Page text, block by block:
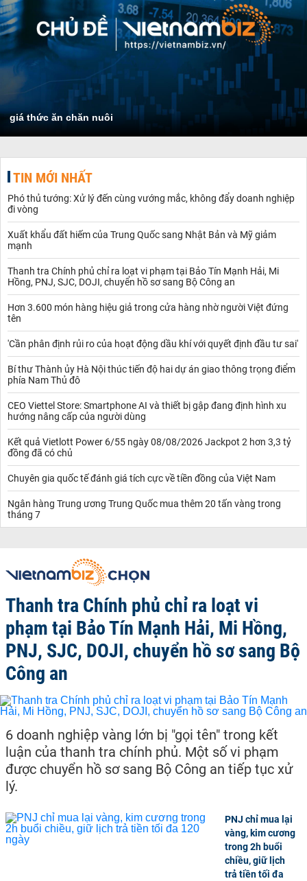
giá thức ăn chăn nuôi
TIN MỚI NHẤT
Phó thủ tướng: Xử lý đến cùng vướng mắc, không đẩy doanh nghiệp
đi vòng
Xuất khẩu đất hiếm của Trung Quốc sang Nhật Bản và Mỹ giảm
mạnh
Thanh tra Chính phủ chỉ ra loạt vi phạm tại Bảo Tín Mạnh Hải, Mi
Hồng, PNJ, SJC, DOJI, chuyển hồ sơ sang Bộ Công an
Hơn 3.600 món hàng hiệu giả trong cửa hàng nhờ người Việt đứng
tên
'Cần phân định rủi ro của hoạt động dầu khí với quyết định đầu tư sai'
Bí thư Thành ủy Hà Nội thúc tiến độ hai dự án giao thông trọng điểm
phía Nam Thủ đô
CEO Viettel Store: Smartphone AI và thiết bị gập đang định hình xu
hướng nâng cấp của người dùng
Kết quả Vietlott Power 6/55 ngày 08/08/2026 Jackpot 2 hơn 3,3 tỷ
đồng đã có chủ
Chuyên gia quốc tế đánh giá tích cực về tiền đồng của Việt Nam
Ngân hàng Trung ương Trung Quốc mua thêm 20 tấn vàng trong
tháng 7
Thanh tra Chính phủ chỉ ra loạt vi
phạm tại Bảo Tín Mạnh Hải, Mi Hồng,
PNJ, SJC, DOJI, chuyển hồ sơ sang Bộ
Công an
6 doanh nghiệp vàng lớn bị "gọi tên" trong kết
luận của thanh tra chính phủ. Một số vi phạm
được chuyển hồ sơ sang Bộ Công an tiếp tục xử
lý.
PNJ chỉ mua lại
vàng, kim cương
trong 2h buổi
chiều, giữ lịch
trả tiền tối đa